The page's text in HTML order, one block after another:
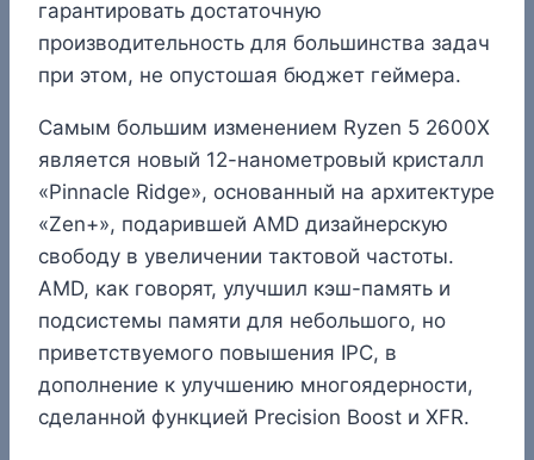
гарантировать достаточную
производительность для большинства задач
при этом, не опустошая бюджет геймера.
Самым большим изменением Ryzen 5 2600X
является новый 12-нанометровый кристалл
«Pinnacle Ridge», основанный на архитектуре
«Zen+», подарившей AMD дизайнерскую
свободу в увеличении тактовой частоты.
AMD, как говорят, улучшил кэш-память и
подсистемы памяти для небольшого, но
приветствуемого повышения IPC, в
дополнение к улучшению многоядерности,
сделанной функцией Precision Boost и XFR.